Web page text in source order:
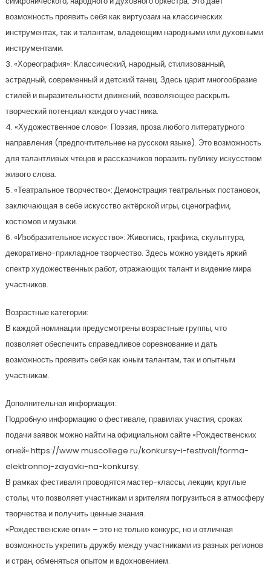
возможность проявить себя как виртуозам на классических
инструментах, так и талантам, владеющим народными или духовными
инструментами.
3. «Хореография»: Классический, народный, стилизованный,
эстрадный, современный и детский танец. Здесь царит многообразие
стилей и выразительности движений, позволяющее раскрыть
творческий потенциал каждого участника.
4. «Художественное слово»: Поэзия, проза любого литературного
направления (предпочтительнее на русском языке). Это возможность
для талантливых чтецов и рассказчиков поразить публику искусством
живого слова.
5. «Театральное творчество»: Демонстрация театральных постановок,
заключающая в себе искусство актёрской игры, сценографии,
костюмов и музыки.
6. «Изобразительное искусство»: Живопись, графика, скульптура,
декоративно-прикладное творчество. Здесь можно увидеть яркий
спектр художественных работ, отражающих талант и видение мира
участников.
Возрастные категории:
В каждой номинации предусмотрены возрастные группы, что
позволяет обеспечить справедливое соревнование и дать
возможность проявить себя как юным талантам, так и опытным
участникам.
Дополнительная информация:
Подробную информацию о фестивале, правилах участия, сроках
подачи заявок можно найти на официальном сайте «Рождественских
огней» https://www.muscollege.ru/konkursy-i-festivali/forma-
elektronnoj-zayavki-na-konkursy.
В рамках фестиваля проводятся мастер-классы, лекции, круглые
столы, что позволяет участникам и зрителям погрузиться в атмосферу
творчества и получить ценные знания.
«Рождественские огни» – это не только конкурс, но и отличная
возможность укрепить дружбу между участниками из разных регионов
и стран, обменяться опытом и вдохновением.